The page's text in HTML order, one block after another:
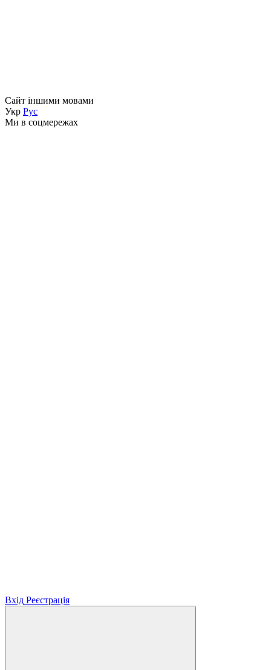
Сайт іншими мовами
Укр Рус
Ми в соцмережах
Вхід Реєстрація